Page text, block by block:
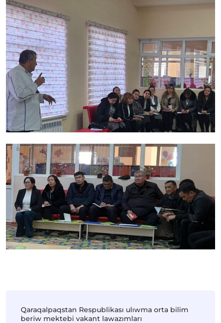
Qaraqalpaqstan Respublikası ulıwma orta bilim
beriw mektebi vakant lawazımları